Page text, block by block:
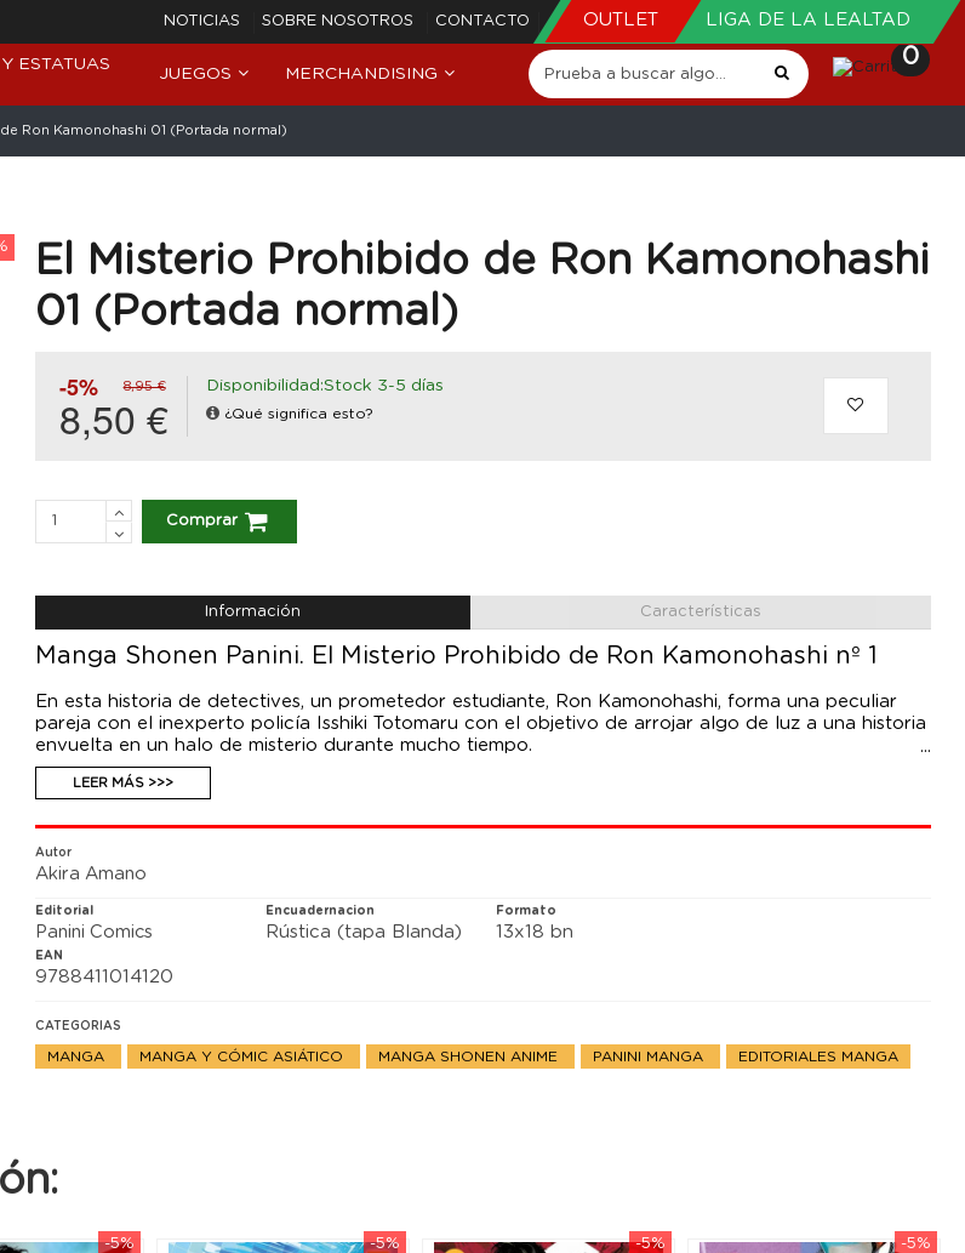
NOTICIAS SOBRE NOSOTROS CONTACTO OUTLET LIGA DE LA LEALTAD
ESTATUAS
JUEGOS MERCHANDISING
0
Ron Kamonohashi 01 (Portada normal)
El Misterio Prohibido de Ron Kamonohashi
01 (Portada normal)
-5% 8,95 €
8,50 €
Disponibilidad:Stock 3-5 días
¿Qué significa esto?
Comprar
Información Características
Manga Shonen Panini. El Misterio Prohibido de Ron Kamonohashi nº 1
En esta historia de detectives, un prometedor estudiante, Ron Kamonohashi, forma una peculiar
pareja con el inexperto policía Isshiki Totomaru con el objetivo de arrojar algo de luz a una historia
envuelta en un halo de misterio durante mucho tiempo.
LEER MÁS >>>
Autor
Akira Amano
Editorial
Panini Comics
Encuadernacion
Rústica (tapa Blanda)
Formato
13x18 bn
EAN
9788411014120
CATEGORIAS
MANGA MANGA Y CÓMIC ASIÁTICO MANGA SHONEN ANIME PANINI MANGA EDITORIALES MANGA
-5% -5% -5% -5%